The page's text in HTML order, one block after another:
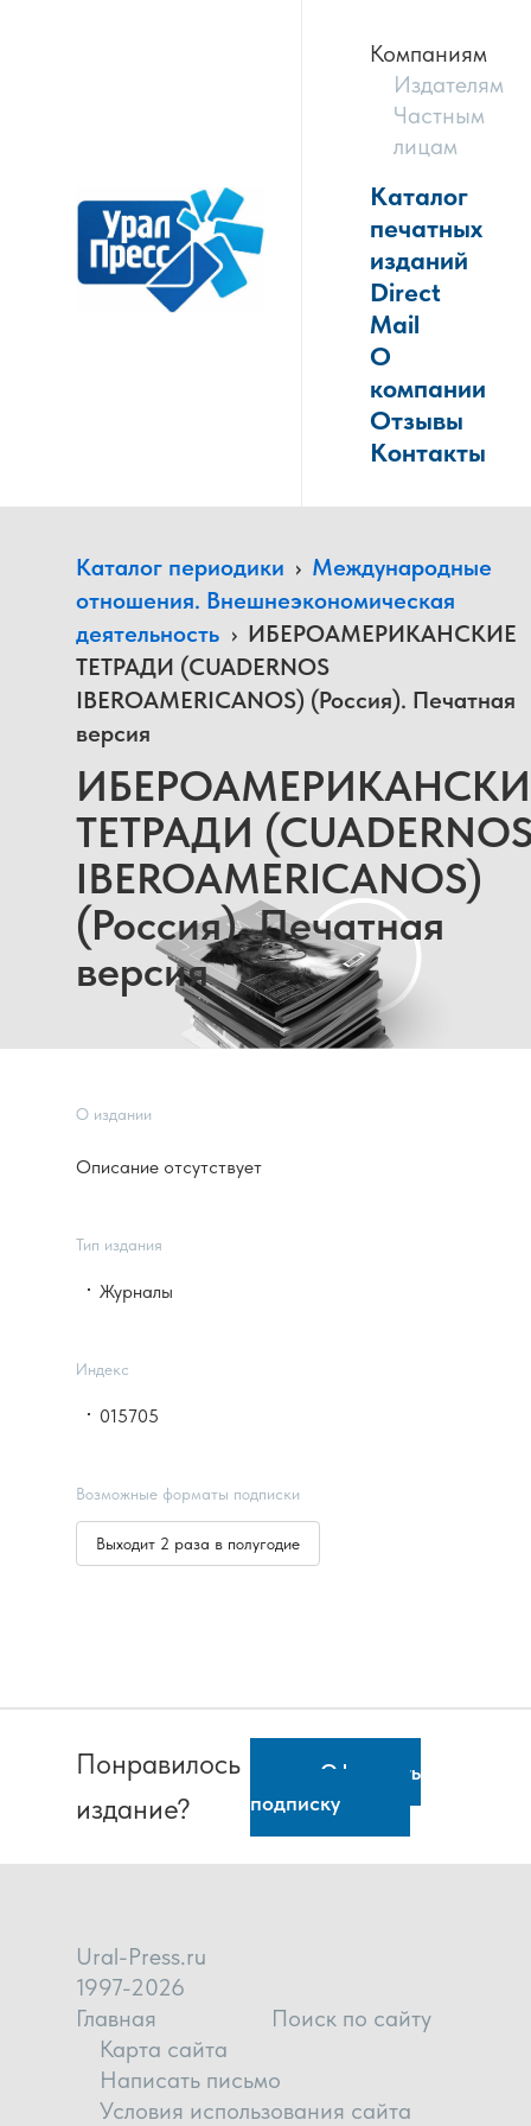
Компаниям
Издателям
Частным
лицам
Каталог
печатных
изданий
Direct
Mail
О
компании
Отзывы
Контакты
Каталог периодики › Международные
отношения. Внешнеэкономическая
деятельность › ИБЕРОАМЕРИКАНСКИЕ
ТЕТРАДИ (CUADERNOS
IBEROAMERICANOS) (Россия). Печатная
версия
ТЕТРАДИ
IBEROAMERICANOS)
(Россия). Печатная
версия
О издании
Описание отсутствует
Тип издания
Журналы
Индекс
015705
Возможные форматы подписки
Выходит 2 раза в полугодие
Понравилось
издание?
Оформить
подписку
Ural-Press.ru
1997-2026
Главная
Поиск по сайту
Карта сайта
Написать письмо
Условия использования сайта